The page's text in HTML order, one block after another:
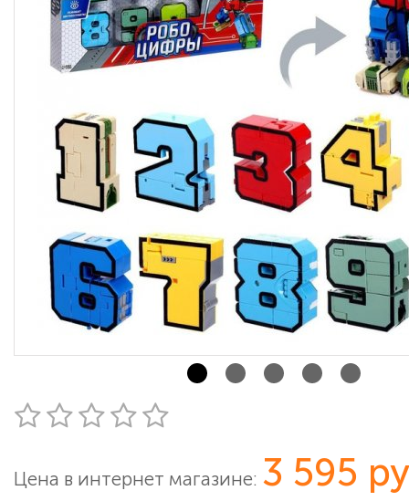
Цена в интернет магазине: 3 595